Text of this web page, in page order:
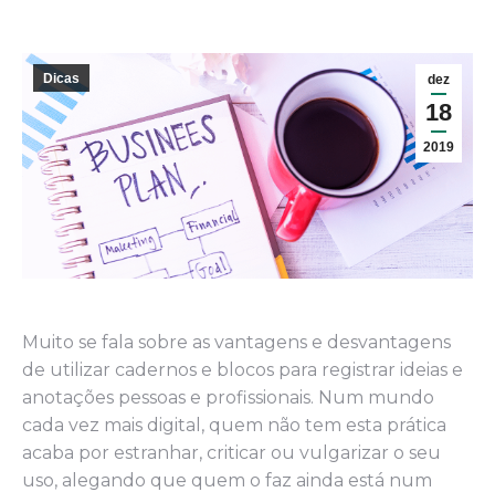
dez
18
2019
Dicas
Muito se fala sobre as vantagens e desvantagens
de utilizar cadernos e blocos para registrar ideias e
anotações pessoas e profissionais. Num mundo
cada vez mais digital, quem não tem esta prática
acaba por estranhar, criticar ou vulgarizar o seu
uso, alegando que quem o faz ainda está num